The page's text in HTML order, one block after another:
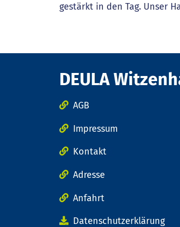
gestärkt in den Tag. Unser
DEULA
AGB
Impressum
Kontakt
Adresse
Anfahrt
Datenschutzerklärung